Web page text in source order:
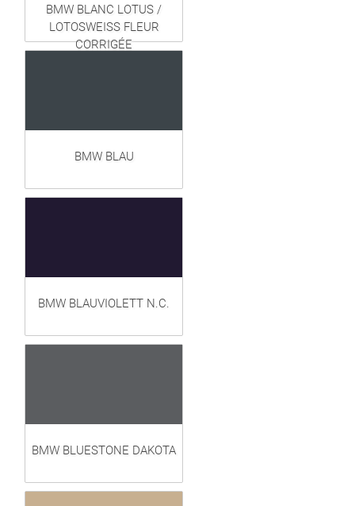
BMW BLANC LOTUS /
LOTOSWEISS FLEUR
CORRIGÉE
BMW BLAU
BMW BLAUVIOLETT N.C.
BMW BLUESTONE DAKOTA